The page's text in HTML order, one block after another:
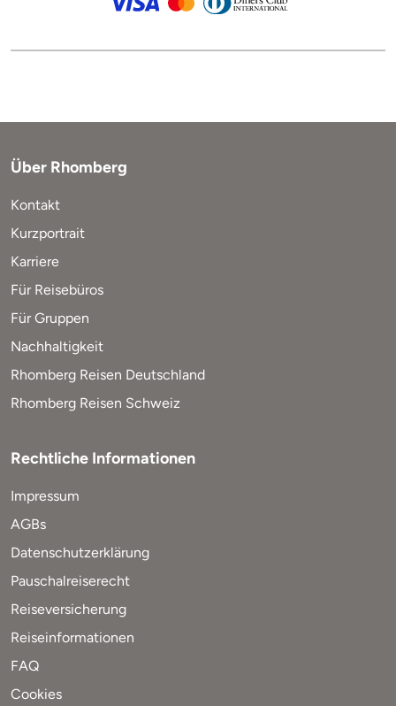
Über Rhomberg
Kontakt
Kurzportrait
Karriere
Für Reisebüros
Für Gruppen
Nachhaltigkeit
Rhomberg Reisen Deutschland
Rhomberg Reisen Schweiz
Rechtliche Informationen
Impressum
AGBs
Datenschutzerklärung
Pauschalreiserecht
Reiseversicherung
Reiseinformationen
FAQ
Cookies